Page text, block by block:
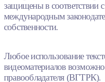
защищены в соответствии
международным
собственности.
Любое использование
видеоматериалов возможно
правообладателя (ВГТРК).